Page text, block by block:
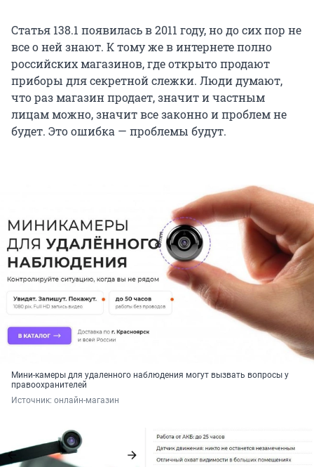
Статья 138.1 появилась в 2011 году, но до сих пор не
все о ней знают. К тому же в интернете полно
российских магазинов, где открыто продают
приборы для секретной слежки. Люди думают,
что раз магазин продает, значит и частным
лицам можно, значит все законно и проблем не
будет. Это ошибка — проблемы будут.
Мини-камеры для удаленного наблюдения могут вызвать вопросы у
правоохранителей
Источник: онлайн-магазин